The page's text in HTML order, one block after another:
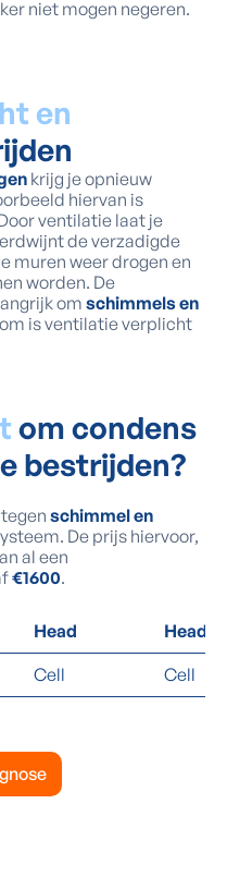
niet mogen negeren.
en
krijg je opnieuw
hiervan is
ventilatie laat je
de verzadigde
muren weer drogen en
worden. De
om schimmels en
is ventilatie verplicht
om condens
bestrijden?
schimmel en
De prijs hiervoor,
al een
€1600.
Head
Head
Cell Cell